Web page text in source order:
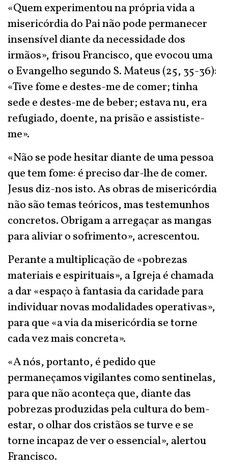
«Quem experimentou na própria vida a
misericórdia do Pai não pode permanecer
insensível diante da necessidade dos
irmãos», frisou Francisco, que evocou uma
o Evangelho segundo S. Mateus (25, 35-36):
«Tive fome e destes-me de comer; tinha
sede e destes-me de beber; estava nu, era
refugiado, doente, na prisão e assististe-
me».
«Não se pode hesitar diante de uma pessoa
que tem fome: é preciso dar-lhe de comer.
Jesus diz-nos isto. As obras de misericórdia
não são temas teóricos, mas testemunhos
concretos. Obrigam a arregaçar as mangas
para aliviar o sofrimento», acrescentou.
Perante a multiplicação de «pobrezas
materiais e espirituais», a Igreja é chamada
a dar «espaço à fantasia da caridade para
individuar novas modalidades operativas»,
para que «a via da misericórdia se torne
cada vez mais concreta».
«A nós, portanto, é pedido que
permaneçamos vigilantes como sentinelas,
para que não aconteça que, diante das
pobrezas produzidas pela cultura do bem-
estar, o olhar dos cristãos se turve e se
torne incapaz de ver o essencial», alertou
Francisco.